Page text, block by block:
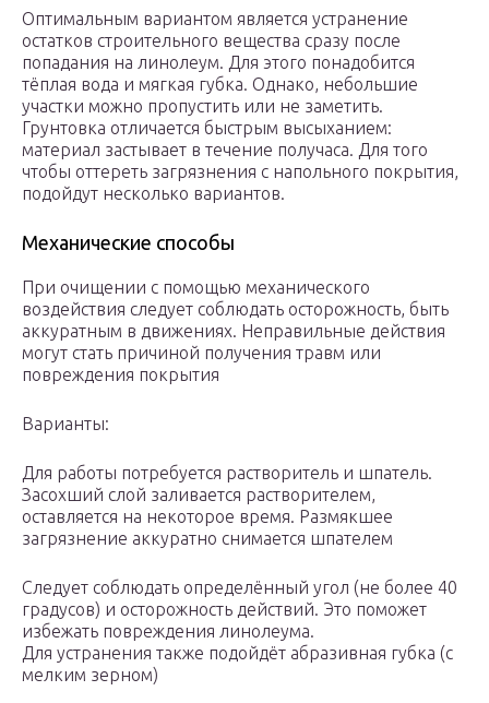
Оптимальным вариантом является устранение
остатков строительного вещества сразу после
попадания на линолеум. Для этого понадобится
тёплая вода и мягкая губка. Однако, небольшие
участки можно пропустить или не заметить.
Грунтовка отличается быстрым высыханием:
материал застывает в течение получаса. Для того
чтобы оттереть загрязнения с напольного покрытия,
подойдут несколько вариантов.
Механические способы
При очищении с помощью механического
воздействия следует соблюдать осторожность, быть
аккуратным в движениях. Неправильные действия
могут стать причиной получения травм или
повреждения покрытия
Варианты:
Для работы потребуется растворитель и шпатель.
Засохший слой заливается растворителем,
оставляется на некоторое время. Размякшее
загрязнение аккуратно снимается шпателем
Следует соблюдать определённый угол (не более 40
градусов) и осторожность действий. Это поможет
избежать повреждения линолеума.
Для устранения также подойдёт абразивная губка (с
мелким зерном)